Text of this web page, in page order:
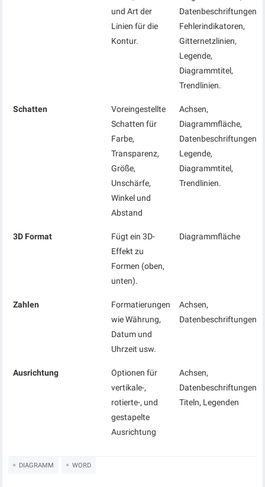
und Art der
Linien für die
Kontur.
Datenbeschriftungen,
Fehlerindikatoren,
Gitternetzlinien,
Legende,
Diagrammtitel,
Trendlinien.
Schatten
Voreingestellte
Schatten für
Farbe,
Transparenz,
Größe,
Unschärfe,
Winkel und
Abstand
Achsen,
Diagrammfläche,
Datenbeschriftungen,
Legende,
Diagrammtitel,
Trendlinien.
3D Format
Fügt ein 3D-
Effekt zu
Formen (oben,
unten).
Diagrammfläche
Zahlen
Formatierungen
wie Währung,
Datum und
Uhrzeit usw.
Achsen,
Datenbeschriftungen
Ausrichtung
Optionen für
vertikale-,
rotierte-, und
gestapelte
Ausrichtung
Achsen,
Datenbeschriftungen,
Titeln, Legenden
DIAGRAMM WORD